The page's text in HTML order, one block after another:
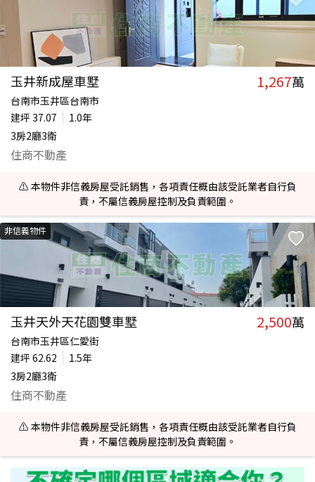
玉井新成屋車墅 1,267萬
台南市玉井區台南市
建坪 37.07
1.0年
3房2廳3衛
住商不動產
⚠️ 本物件非信義房屋受託銷售，各項責任概由該受託業者自行負
責，不屬信義房屋控制及負責範圍。
非信義物件
玉井天外天花園雙車墅 2,500萬
台南市玉井區仁愛街
建坪 62.62
1.5年
3房2廳3衛
住商不動產
⚠️ 本物件非信義房屋受託銷售，各項責任概由該受託業者自行負
責，不屬信義房屋控制及負責範圍。